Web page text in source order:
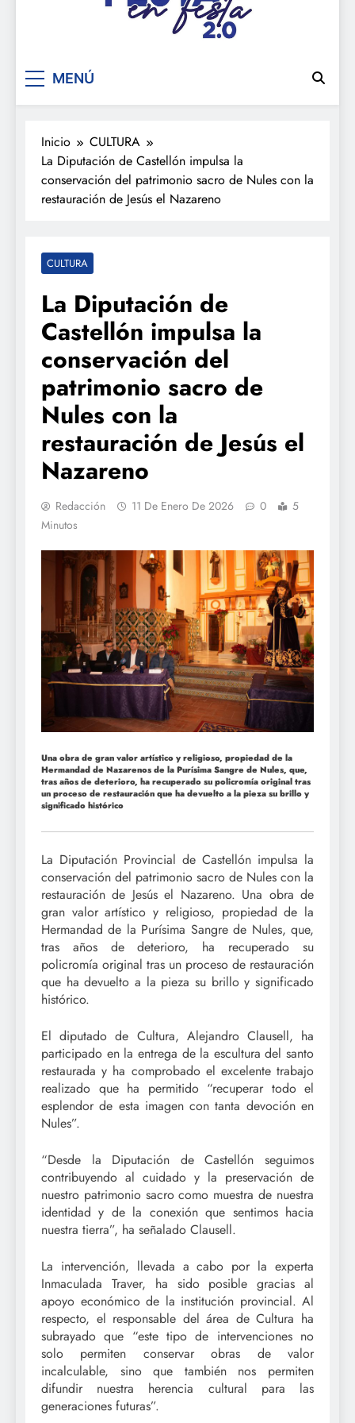
De festa en festa 2.0
MENÚ
Inicio
CULTURA
La Diputación de Castellón impulsa la
conservación del patrimonio sacro de Nules con la
restauración de Jesús el Nazareno
CULTURA
La Diputación de
Castellón impulsa la
conservación del
patrimonio sacro de
Nules con la
restauración de Jesús el
Nazareno
Redacción 11 De Enero De 2026 0
5
Minutos
Una obra de gran valor artístico y religioso, propiedad de la
Hermandad de Nazarenos de la Purísima Sangre de Nules, que,
tras años de deterioro, ha recuperado su policromía original tras
un proceso de restauración que ha devuelto a la pieza su brillo y
significado histórico
La Diputación Provincial de Castellón impulsa la
conservación del patrimonio sacro de Nules con la
restauración de Jesús el Nazareno. Una obra de
gran valor artístico y religioso, propiedad de la
Hermandad de la Purísima Sangre de Nules, que,
tras años de deterioro, ha recuperado su
policromía original tras un proceso de restauración
que ha devuelto a la pieza su brillo y significado
histórico.
El diputado de Cultura, Alejandro Clausell, ha
participado en la entrega de la escultura del santo
restaurada y ha comprobado el excelente trabajo
realizado que ha permitido “recuperar todo el
esplendor de esta imagen con tanta devoción en
Nules”.
“Desde la Diputación de Castellón seguimos
contribuyendo al cuidado y la preservación de
nuestro patrimonio sacro como muestra de nuestra
identidad y de la conexión que sentimos hacia
nuestra tierra”, ha señalado Clausell.
La intervención, llevada a cabo por la experta
Inmaculada Traver, ha sido posible gracias al
apoyo económico de la institución provincial. Al
respecto, el responsable del área de Cultura ha
subrayado que “este tipo de intervenciones no
solo permiten conservar obras de valor
incalculable, sino que también nos permiten
difundir nuestra herencia cultural para las
generaciones futuras”.